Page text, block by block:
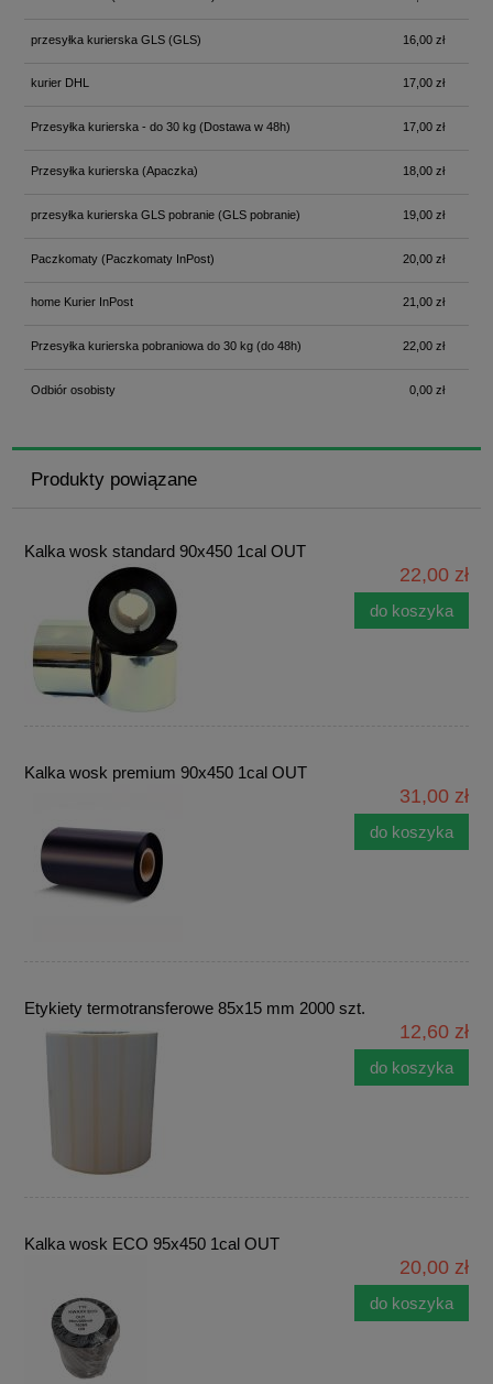
przesyłka kurierska GLS(GLS) 16,00 zł
kurier DHL 17,00 zł
Przesyłka kurierska - do 30 kg(Dostawa w 48h) 17,00 zł
Przesyłka kurierska (Apaczka) 18,00 zł
przesyłka kurierska GLS pobranie(GLS pobranie) 19,00 zł
Paczkomaty(Paczkomaty InPost) 20,00 zł
home Kurier InPost 21,00 zł
Przesyłka kurierska pobraniowa do 30 kg(do 48h) 22,00 zł
Odbiór osobisty 0,00 zł
Produkty powiązane
Kalka wosk standard 90x450 1cal OUT
22,00 zł
do koszyka
Kalka wosk premium 90x450 1cal OUT
31,00 zł
do koszyka
Etykiety termotransferowe 85x15 mm 2000 szt.
12,60 zł
do koszyka
Kalka wosk ECO 95x450 1cal OUT
20,00 zł
do koszyka